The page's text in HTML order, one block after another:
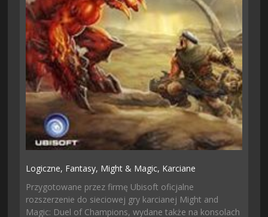
Logiczne, Fantasy, Might & Magic, Karciane
Przygotowane przez firmę Ubisoft oficjalne
rozszerzenie do sieciowej gry karcianej Might and
Magic: Duel of Champions, wydane także na konsolach